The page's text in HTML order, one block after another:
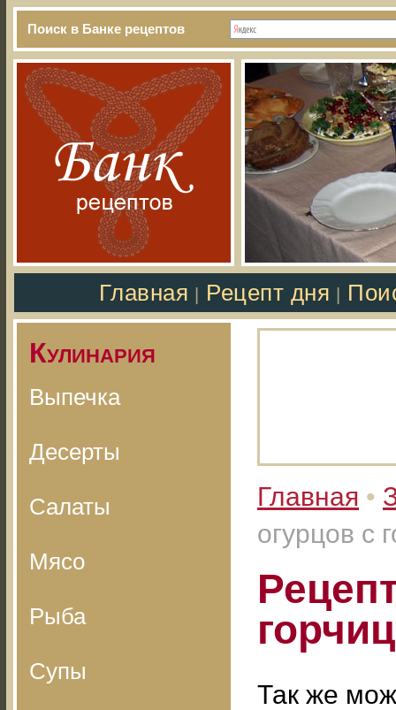
Поиск в Банке рецептов
Главная Рецепт дня
Кулинария
Выпечка
Десерты
Салаты
Мясо
Рыба
Супы
Главная •
огурцов с
Так же